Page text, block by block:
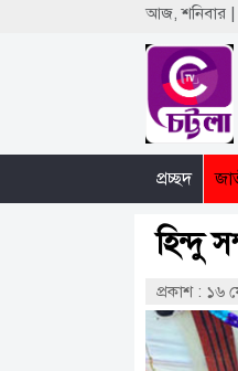
আজ, শনিবার
প্রচ্ছদ
হিন্দু
প্রকাশ : ১৬